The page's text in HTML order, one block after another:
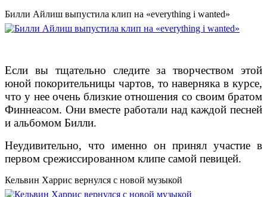
Билли Айлиш выпустила клип на «everything i wanted»
Если вы тщательно следите за творчеством этой
юной покорительницы чартов, то наверняка в курсе,
что у нее очень близкие отношения со своим братом
Финнеасом. Они вместе работали над каждой песней
и альбомом Билли.
Неудивительно, что именно он принял участие в
первом срежиссированном клипе самой певицей.
Кельвин Харрис вернулся с новой музыкой